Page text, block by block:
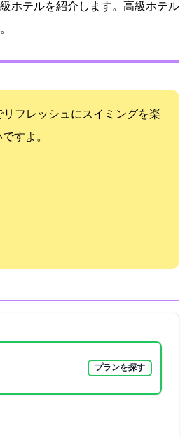
ホテルを紹介します。高級ホテル
リフレッシュにスイミングを楽
すよ。
プランを探す